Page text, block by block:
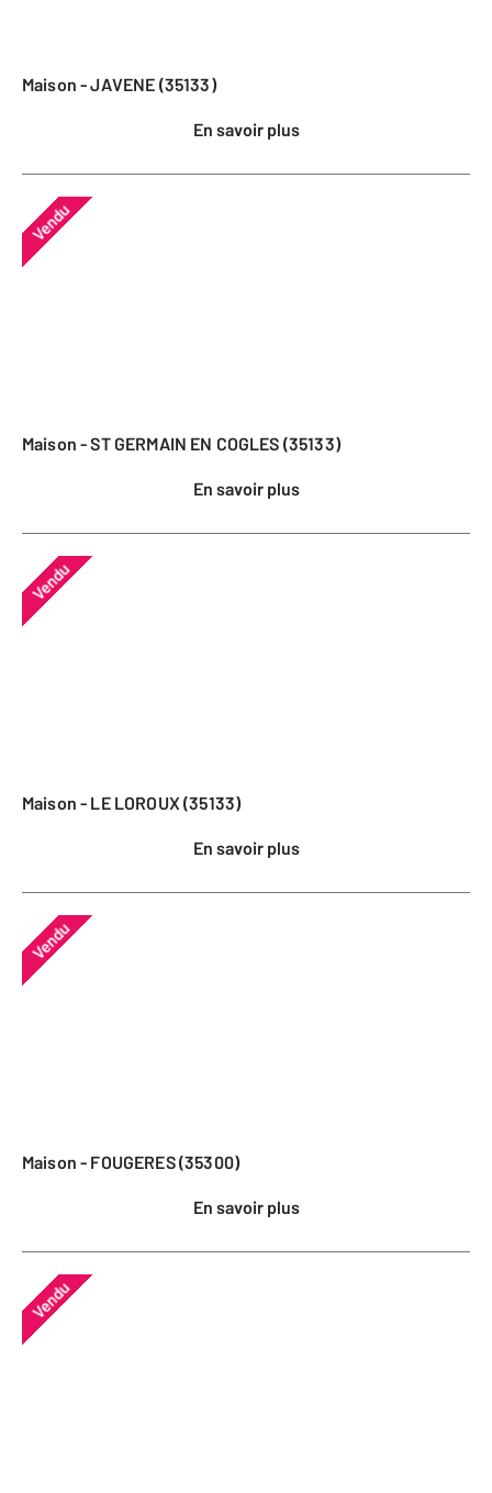
Maison - JAVENE (35133)
En savoir plus
Vendu
Maison - ST GERMAIN EN COGLES (35133)
En savoir plus
Vendu
Maison - LE LOROUX (35133)
En savoir plus
Vendu
Maison - FOUGERES (35300)
En savoir plus
Vendu